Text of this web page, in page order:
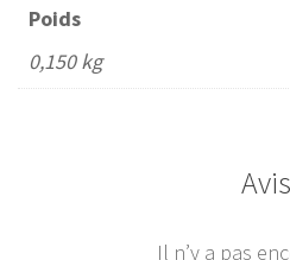
Poids
0,150 kg
Avis
Il n’y a pas